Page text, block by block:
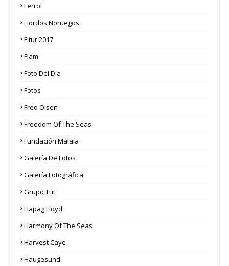
Ferrol
Fiordos Noruegos
Fitur 2017
Flam
Foto Del Día
Fotos
Fred Olsen
Freedom Of The Seas
Fundación Malala
Galería De Fotos
Galería Fotográfica
Grupo Tui
Hapag Lloyd
Harmony Of The Seas
Harvest Caye
Haugesund